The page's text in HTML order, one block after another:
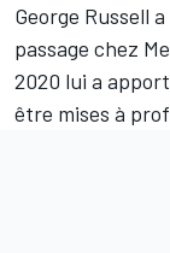
George Russell
passage chez
2020 lui a
être mises à